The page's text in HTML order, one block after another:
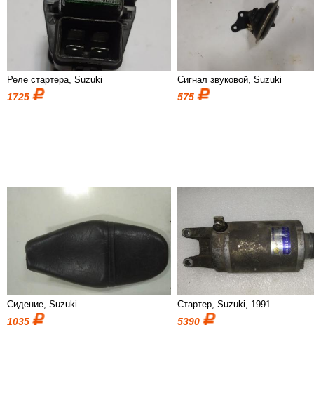
Реле стартера, Suzuki
1725
Сигнал звуковой, Suzuki
575
Сидение, Suzuki
1035
Стартер, Suzuki, 1991
5390